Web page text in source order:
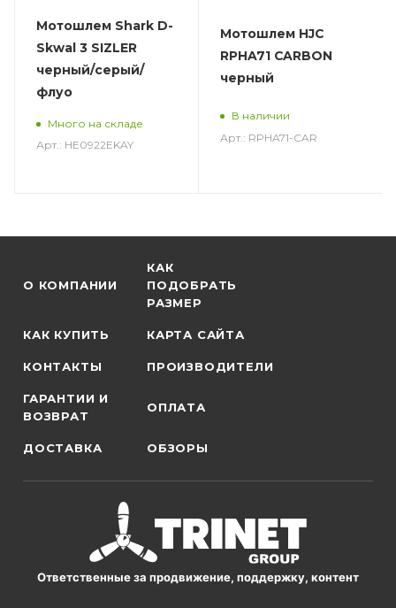
Мотошлем Shark D-
Skwal 3 SIZLER
черный/серый/
флуо
Много на складе
Арт.: HE0922EKAY
Мотошлем HJC
RPHA71 CARBON
черный
В наличии
Арт.: RPHA71-CAR
О КОМПАНИИ
КАК
ПОДОБРАТЬ
РАЗМЕР
КАК КУПИТЬ КАРТА САЙТА
КОНТАКТЫ ПРОИЗВОДИТЕЛИ
ГАРАНТИИ И
ВОЗВРАТ
ОПЛАТА
ДОСТАВКА ОБЗОРЫ
Ответственные за продвижение, поддержку, контент